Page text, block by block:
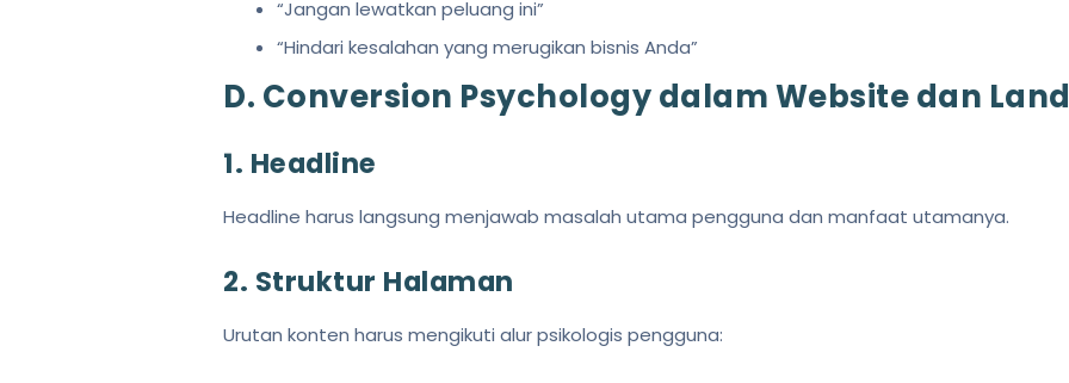
“Jangan lewatkan peluang ini”
“Hindari kesalahan yang merugikan bisnis Anda”
D. Conversion Psychology dalam Website dan
1. Headline
Headline harus langsung menjawab masalah utama pengguna dan manfaat utamanya.
2. Struktur Halaman
Urutan konten harus mengikuti alur psikologis pengguna: